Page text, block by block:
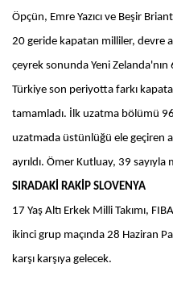
Öpçün, Emre Yazıcı ve Beşir
20 geride kapatan milliler, devre
çeyrek sonunda Yeni
Türkiye son periyotta farkı
tamamladı. İlk uzatma bölümü
uzatmada üstünlüğü ele geçiren
ayrıldı. Ömer Kutluay, 39 sayıyla
SIRADAKİ RAKİP SLOVENYA
17 Yaş Altı Erkek Milli Takımı,
ikinci grup maçında 28 Haziran
karşı karşıya gelecek.